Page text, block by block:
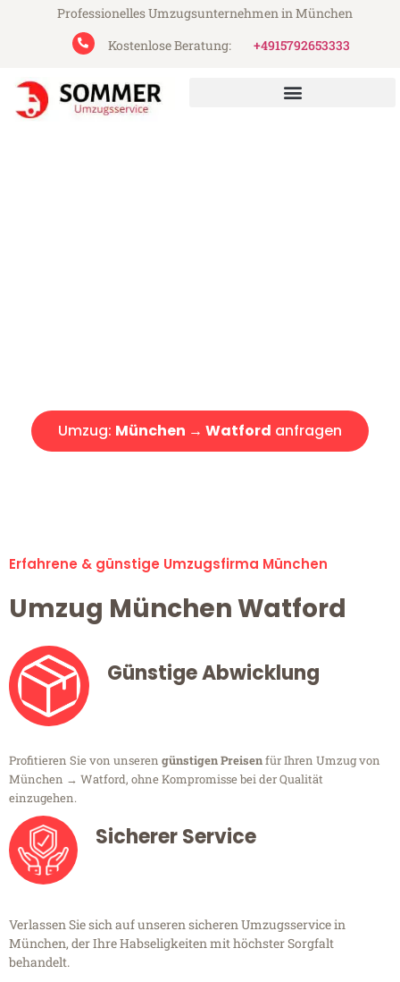
Professionelles Umzugsunternehmen in München
Kostenlose Beratung:
+4915792653333
Umzug: München → Watford anfragen
Erfahrene & günstige Umzugsfirma München
Umzug München Watford
Günstige Abwicklung
Profitieren Sie von unseren günstigen Preisenfür Ihren Umzug von
München → Watford, ohne Kompromisse bei der Qualität
einzugehen.
Sicherer Service
Verlassen Sie sich auf unseren sicheren Umzugsservice in
München, der Ihre Habseligkeiten mit höchster Sorgfalt
behandelt.